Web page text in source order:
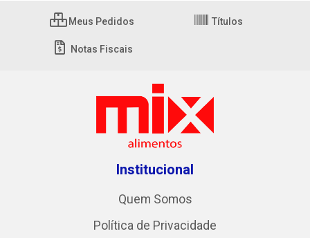
Meus Pedidos Títulos
Notas Fiscais
Institucional
Quem Somos
Política de Privacidade